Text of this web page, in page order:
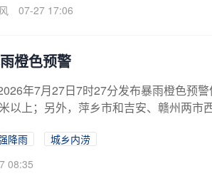
07-27 17:06
橙色预警
年7月27日7时27分发布暴雨橙色预
以上；另外，萍乡市和吉安、赣州两
降雨
城乡内涝
08:35